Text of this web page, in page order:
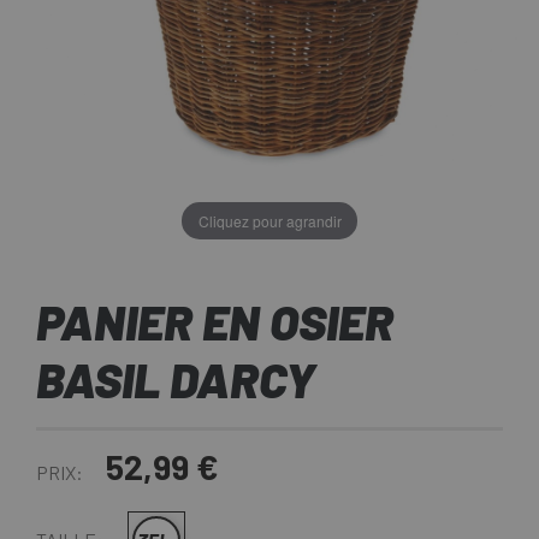
Cliquez pour agrandir
PANIER EN OSIER
BASIL DARCY
PRIX: 52,99 €